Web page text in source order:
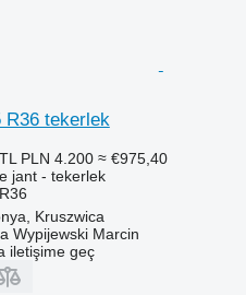
R36 tekerlek
PLN 4.200 ≈ €975,40
jant - tekerlek
Kruszwica
Wypijewski Marcin
iletişime geç